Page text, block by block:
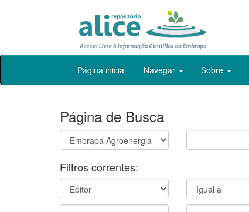
Skip
Página inicial Navegar Sobre
Página de Busca
Filtros correntes: